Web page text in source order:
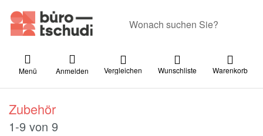
Menü Anmelden Vergleichen Wunschliste Warenkorb
Zubehör
Suchergebnisse:
1-9 von 9